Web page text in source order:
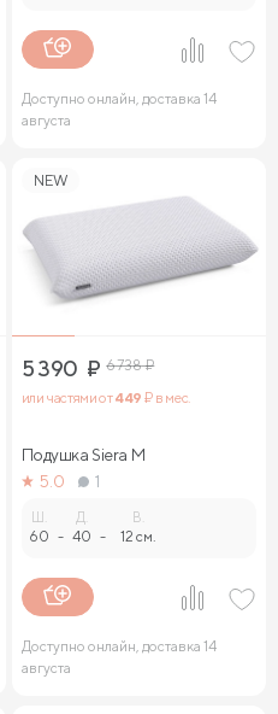
Доступно онлайн, доставка 14
августа
NEW
5 390 ₽ 6 738₽
или частями от449 ₽ в мес.
Подушка Siera M
5.0
1
60 -
Д.
40 -
В.
12 см.
Доступно онлайн, доставка 14
августа